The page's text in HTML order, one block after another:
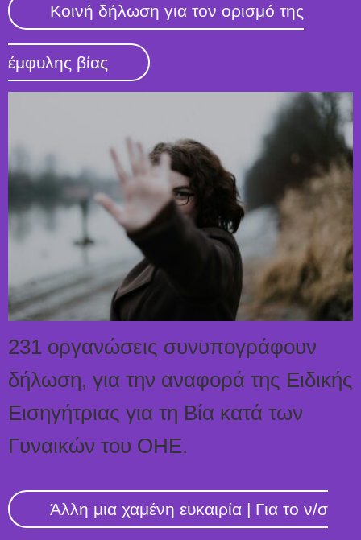
Κοινή δήλωση για τον ορισμό της
έμφυλης βίας
231 οργανώσεις συνυπογράφουν
δήλωση, για την αναφορά της Ειδικής
Εισηγήτριας για τη Βία κατά των
Γυναικών του ΟΗΕ.
Άλλη μια χαμένη ευκαιρία | Για το ν/σ